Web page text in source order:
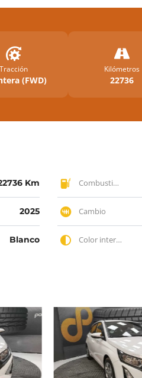
Tracción
(FWD)
Kilómetros
22736
Km Combustible
2025 Cambio
Blanco Color interior